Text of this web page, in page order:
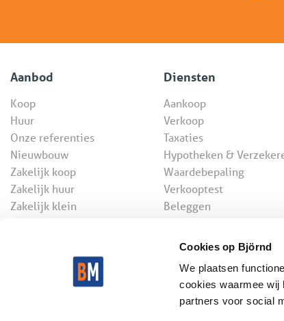
Cookies op Björnd
We plaatsen
cookies waarmee wij
partners voor social
Aanbod
Koop
Huur
Onze referenties
Nieuwbouw
Zakelijk koop
Zakelijk huur
Zakelijk klein
Diensten
Aankoop
Verkoop
Taxaties
Hypotheken &
Waardebepaling
Verkooptest
Beleggen
© 2026